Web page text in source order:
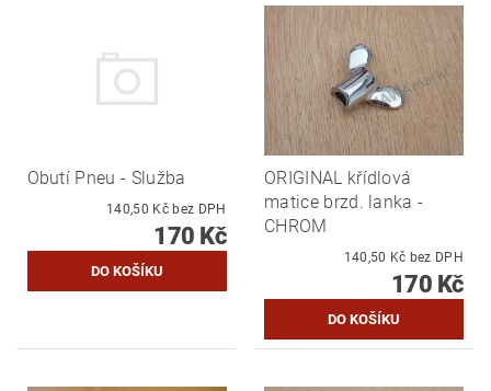
Obutí Pneu - Služba
140,50 Kč bez DPH
170 Kč
ORIGINAL křídlová
matice brzd. lanka -
CHROM
140,50 Kč bez DPH
170 Kč